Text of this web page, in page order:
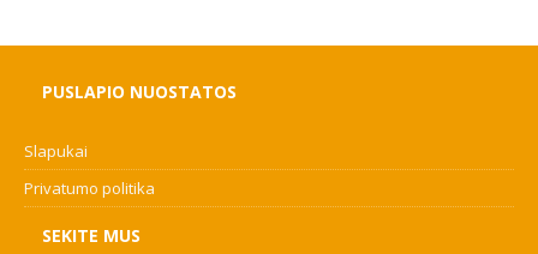
PUSLAPIO NUOSTATOS
Slapukai
Privatumo politika
SEKITE MUS